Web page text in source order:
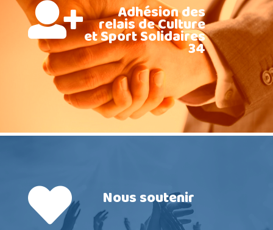
Adhésion des
relais de Culture
et Sport Solidaires
34
Nous soutenir